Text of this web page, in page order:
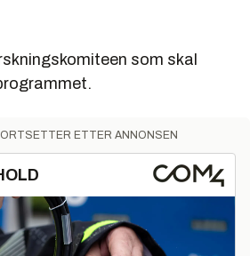
som skal
ETTER ANNONSEN